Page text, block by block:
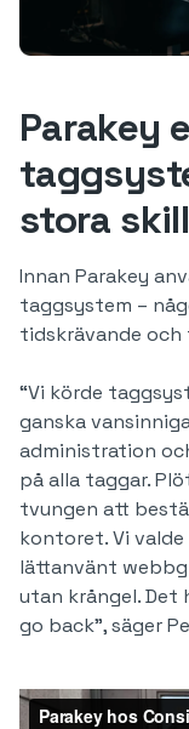
Parakey
stora
Innan Parakey
taggsystem –
tidskrävande
“Vi körde
ganska
administration
på alla taggar.
tvungen att
kontoret. Vi
lättanvänt
utan krångel. Det
go back”, säger